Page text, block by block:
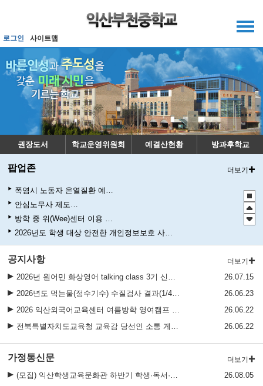
로그인 사이트맵
권장도서 학교운영위원회 예결산현황 방과후학교
팝업존 더보기
익산교육지원청 진로·진학 상담 프로그램(4월) 안내
익산 AI·디지털 리터러시
청소년 도박예방 카드뉴스
관행적 부패행위 등 행동강령 위반 집중신고기간 운영
2026년도 학생 대상 안전한 개인정보보호 사례 공모전
방학 중 위(Wee)센터 이용 안내문
안심노무사 제도 홍보
폭염시 노동자 온열질환 예방수칙
공지사항 더보기
2026년 원어민 화상영어 talking class 3기 신청 안내문
26.07.15
2026년도 먹는물(정수기수) 수질검사 결과(1/4~2/4분기)
26.06.23
2026 익산외국어교육센터 여름방학 영여캠프 안내
26.06.22
전북특별자치도교육청 교육감 당선인 소통 게시판 안내
26.06.22
가정통신문 더보기
(모집) 익산학생교육문화관 하반기 학생·독서·수영교육 프로그램 수강생 모집
26.08.05